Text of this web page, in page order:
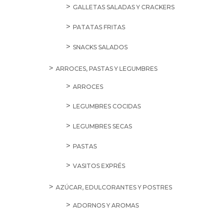
GALLETAS SALADAS Y CRACKERS
PATATAS FRITAS
SNACKS SALADOS
ARROCES, PASTAS Y LEGUMBRES
ARROCES
LEGUMBRES COCIDAS
LEGUMBRES SECAS
PASTAS
VASITOS EXPRÉS
AZÚCAR, EDULCORANTES Y POSTRES
ADORNOS Y AROMAS